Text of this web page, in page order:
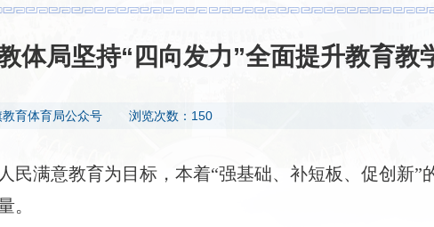
体局坚持“四向发力”全面提升教育教
育体育局公众号 浏览次数：150
民满意教育为目标，本着“强基础、补短板、促创新”
。